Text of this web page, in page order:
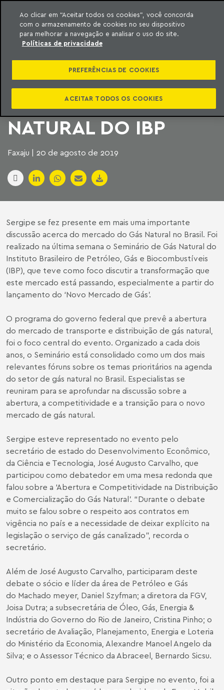
o conteúdo
Machado Meyer
ESTADO DE SERGIPE
PARTICIPA DO
SEMINÁRIO DE GÁS
NATURAL DO IBP
Faxaju | 20 de agosto de 2019
Sergipe se fez presente em mais uma importante
discussão acerca do mercado do Gás Natural no Brasil. Foi
realizado na última semana o Seminário de Gás Natural do
Instituto Brasileiro de Petróleo, Gás e Biocombustíveis
(IBP), que teve como foco discutir a transformação que
este mercado está passando, especialmente a partir do
lançamento do ‘Novo Mercado de Gás’.
O programa do governo federal que prevê a abertura
do mercado de transporte e distribuição de gás natural,
foi o foco central do evento. Organizado a cada dois
anos, o Seminário está consolidado como um dos mais
relevantes fóruns sobre os temas prioritários na agenda
do setor de gás natural no Brasil. Especialistas se
reuniram para se aprofundar na discussão sobre a
abertura, a competitividade e a transição para o novo
mercado de gás natural.
Sergipe esteve representado no evento pelo
secretário de estado do Desenvolvimento Econômico,
da Ciência e Tecnologia, José Augusto Carvalho, que
participou como debatedor em uma mesa redonda que
falou sobre a ‘Abertura e Competitividade na Distribuição
e Comercialização do Gás Natural’. “Durante o debate
muito se falou sobre o respeito aos contratos em
vigência no país e a necessidade de deixar explícito na
legislação o serviço de gás canalizado”, recorda o
secretário.
Além de José Augusto Carvalho, participaram deste
debate o sócio e líder da área de Petróleo e Gás
do Machado meyer, Daniel Szyfman; a diretora da FGV,
Joisa Dutra; a subsecretária de Óleo, Gás, Energia &
Indústria do Governo do Rio de Janeiro, Cristina Pinho; o
secretário de Avaliação, Planejamento, Energia e Loteria
do Ministério da Economia, Alexandre Manoel Angelo da
Silva; e o Assessor Técnico da Abraceel, Bernardo Sicsu.
Outro ponto em destaque para Sergipe no evento, foi a
Ao clicar em “Aceitar todos os cookies”, você concorda
com o armazenamento de cookies no seu dispositivo
para melhorar a navegação e analisar o uso do site.
Políticas de privacidade
PREFERÊNCIAS DE COOKIES
ACEITAR TODOS OS COOKIES